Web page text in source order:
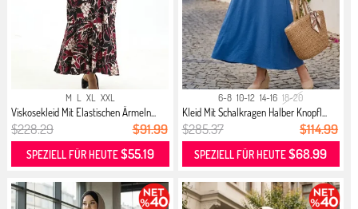
M L XL XXL
Viskosekleid Mit Elastischen Ärmeln...
$228.29 $91.99
SPEZIELL FÜR HEUTE$55.19
6-8 10-12 14-16 18-20
Kleid Mit Schalkragen Halber Knopfl...
$285.37 $114.99
SPEZIELL FÜR HEUTE$68.99